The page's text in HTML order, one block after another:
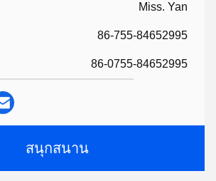
Miss. Yan
86-755-84652995
86-0755-84652995
สนุกสนาน